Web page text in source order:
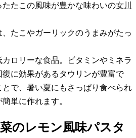
たこの風味が豊かな味わいの女川
たこやガーリックのうまみがたっ
ロリーな食品。ビタミンやミネラ
に効果があるタウリンが豊富で
で、暑い夏にもさっぱり食べられ
単に作れます。
のレモン風味パスタ